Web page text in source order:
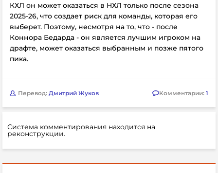
КХЛ он может оказаться в НХЛ только после сезона
2025-26, что создает риск для команды, которая его
выберет. Поэтому, несмотря на то, что - после
Коннора Бедарда - он является лучшим игроком на
драфте, может оказаться выбранным и позже пятого
пика.
Перевод: Дмитрий Жуков Комментарии: 1
Система комментирования находится на
реконструкции.